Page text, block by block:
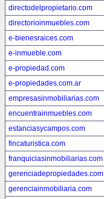
directodelpropietario.com
directorioinmuebles.com
e-bienesraices.com
e-inmueble.com
e-propiedad.com
e-propiedades.com.ar
empresasinmobiliarias.com
encuentrainmuebles.com
estanciasycampos.com
fincaturistica.com
franquiciasinmobiliarias.com
gerenciadepropiedades.com
gerenciainmobiliaria.com